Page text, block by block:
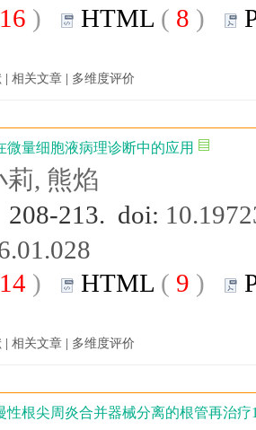
) HTML ( 8 )
相关文章 多维度评价
微量细胞液病理诊断中的应用
莉, 熊焰
208-213. doi:
) HTML ( 9 )
相关文章 多维度评价
性根尖周炎合并器械分离的根管再治疗